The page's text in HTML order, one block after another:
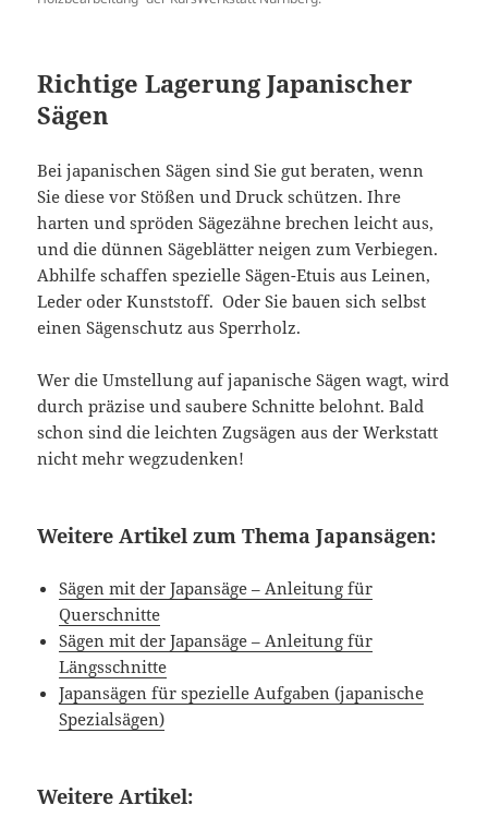
Richtige Lagerung Japanischer
Sägen
Bei japanischen Sägen sind Sie gut beraten, wenn
Sie diese vor Stößen und Druck schützen. Ihre
harten und spröden Sägezähne brechen leicht aus,
und die dünnen Sägeblätter neigen zum Verbiegen.
Abhilfe schaffen spezielle Sägen-Etuis aus Leinen,
Leder oder Kunststoff. Oder Sie bauen sich selbst
einen Sägenschutz aus Sperrholz.
Wer die Umstellung auf japanische Sägen wagt, wird
durch präzise und saubere Schnitte belohnt. Bald
schon sind die leichten Zugsägen aus der Werkstatt
nicht mehr wegzudenken!
Weitere Artikel zum Thema Japansägen:
Sägen mit der Japansäge – Anleitung für
Querschnitte
Sägen mit der Japansäge – Anleitung für
Längsschnitte
Japansägen für spezielle Aufgaben (japanische
Spezialsägen)
Weitere Artikel: